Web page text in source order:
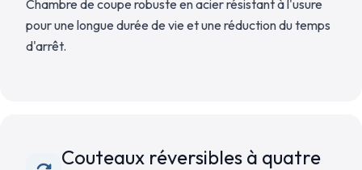
Chambre de coupe robuste en acier résistant à l'usure
pour une longue durée de vie et une réduction du temps
d'arrêt.
Couteaux réversibles à quatre